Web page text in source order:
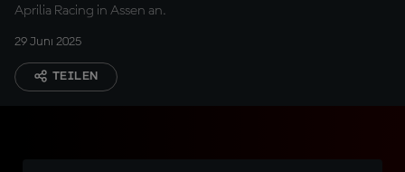
Aprilia Racing in Assen an.
29 Juni 2025
TEILEN